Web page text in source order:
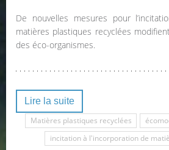
De nouvelles mesures pour
matières plastiques recyclées
des éco-organismes.
Lire la suite
Matières plastiques recyclées
incitation à l'incorporation de